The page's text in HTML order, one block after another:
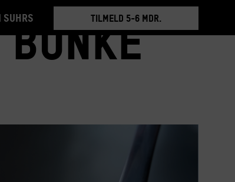
Suhrs
BOOK RUNDVISNING